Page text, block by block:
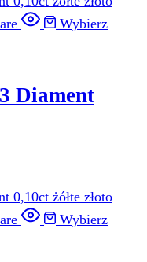
Wybierz
Diament
Wybierz